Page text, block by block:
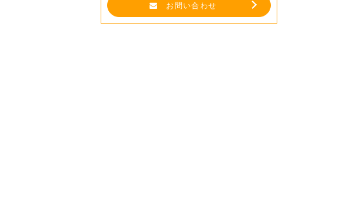
お問い合わせ